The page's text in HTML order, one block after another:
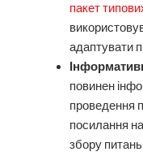
пакет
адаптувати
повинен
проведення
посилання
збору